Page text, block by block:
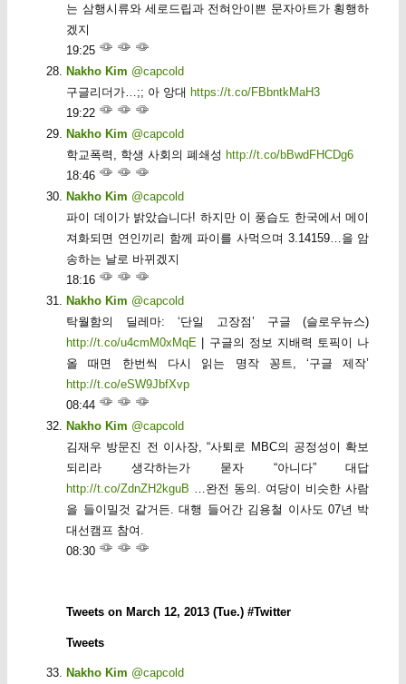
는 삼행시류와 세로드립과 전혀안이쁜 문자아트가 횡행하
겠지
19:25
Nakho Kim @capcold
구글리더가…;; 아 앙대 https://t.co/FBbntkMaH3
19:22
Nakho Kim @capcold
학교폭력, 학생 사회의 폐쇄성 http://t.co/bBwdFHCDg6
18:46
Nakho Kim @capcold
파이 데이가 밝았습니다! 하지만 이 풍습도 한국에서 메이
져화되면 연인끼리 함께 파이를 사먹으며 3.14159…을 암
송하는 날로 바뀌겠지
18:16
Nakho Kim @capcold
탁월함의 딜레마: ‘단일 고장점’ 구글 (슬로우뉴스)
http://t.co/u4cmM0xMqE | 구글의 정보 지배력 토픽이 나
올 때면 한번씩 다시 읽는 명작 꽁트, ‘구글 제작’
http://t.co/eSW9JbfXvp
08:44
Nakho Kim @capcold
김재우 방문진 전 이사장, “사퇴로 MBC의 공정성이 확보
되리라 생각하는가 묻자 “아니다” 대답
http://t.co/ZdnZH2kguB …완전 동의. 여당이 비슷한 사람
을 들이밀것 같거든. 대행 들어간 김용철 이사도 07년 박
대선캠프 참여.
08:30
Tweets on March 12, 2013 (Tue.) #Twitter
Tweets
Nakho Kim @capcold